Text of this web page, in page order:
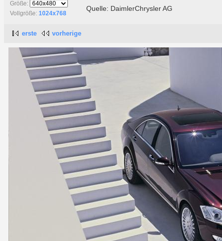
Größe:
Vollgröße: 1024x768
Quelle: DaimlerChrysler AG
erste vorherige